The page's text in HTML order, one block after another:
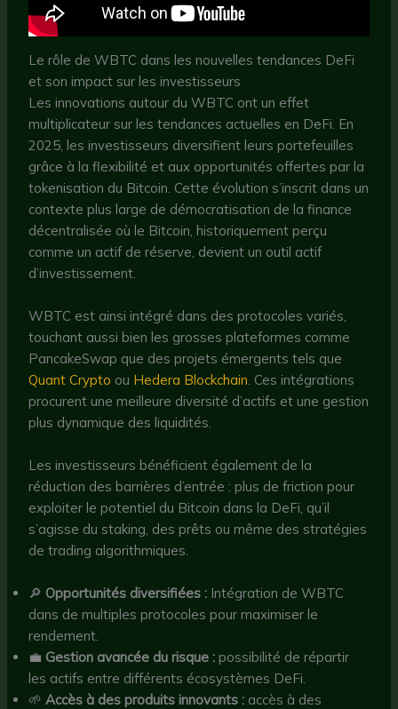
Le rôle de WBTC dans les nouvelles tendances DeFi
et son impact sur les investisseurs
Les innovations autour du WBTC ont un effet
multiplicateur sur les tendances actuelles en DeFi. En
2025, les investisseurs diversifient leurs portefeuilles
grâce à la flexibilité et aux opportunités offertes par la
tokenisation du Bitcoin. Cette évolution s’inscrit dans un
contexte plus large de démocratisation de la finance
décentralisée où le Bitcoin, historiquement perçu
comme un actif de réserve, devient un outil actif
d’investissement.
WBTC est ainsi intégré dans des protocoles variés,
touchant aussi bien les grosses plateformes comme
PancakeSwap que des projets émergents tels que
Quant Crypto ou Hedera Blockchain . Ces intégrations
procurent une meilleure diversité d’actifs et une gestion
plus dynamique des liquidités.
Les investisseurs bénéficient également de la
réduction des barrières d’entrée : plus de friction pour
exploiter le potentiel du Bitcoin dans la DeFi, qu’il
s’agisse du staking, des prêts ou même des stratégies
de trading algorithmiques.
🔎 Opportunités diversifiées : Intégration de WBTC
dans de multiples protocoles pour maximiser le
rendement.
💼 Gestion avancée du risque : possibilité de répartir
les actifs entre différents écosystèmes DeFi.
🌱Accès à des produits innovants : accès à des